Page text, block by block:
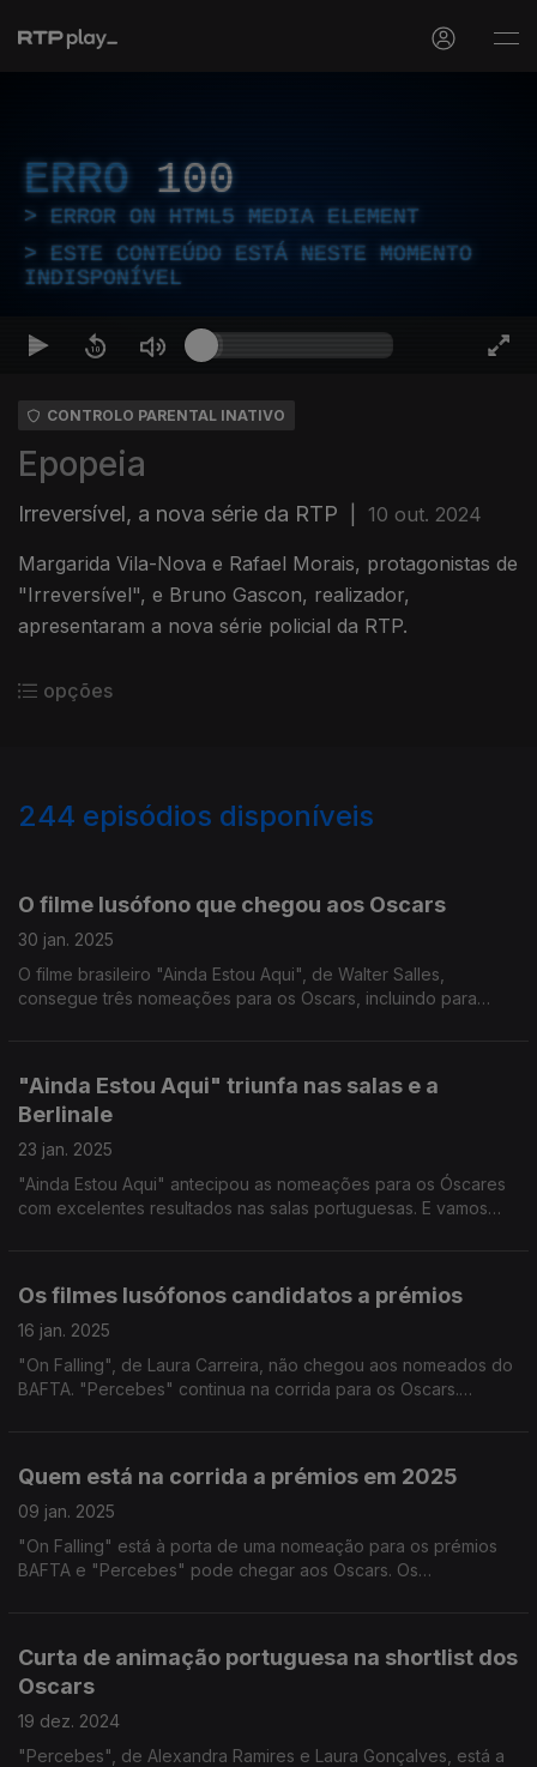
ERRO 100
ERROR ON HTML5 MEDIA ELEMENT
ESTE CONTEÚDO ESTÁ NESTE MOMENTO
INDISPONÍVEL
CONTROLO PARENTAL INATIVO
Epopeia
Irreversível, a nova série da RTP 10 out. 2024
Margarida Vila-Nova e Rafael Morais, protagonistas de
"Irreversível", e Bruno Gascon, realizador,
apresentaram a nova série policial da RTP.
opções
244 episódios disponíveis
O filme lusófono que chegou aos Oscars
30 jan. 2025
O filme brasileiro "Ainda Estou Aqui", de Walter Salles,
consegue três nomeações para os Oscars, incluindo para
"Ainda Estou Aqui" triunfa nas salas e a
Berlinale
23 jan. 2025
"Ainda Estou Aqui" antecipou as nomeações para os Óscares
com excelentes resultados nas salas portuguesas. E vamos
Os filmes lusófonos candidatos a prémios
16 jan. 2025
"On Falling", de Laura Carreira, não chegou aos nomeados do
BAFTA. "Percebes" continua na corrida para os Oscars.
Quem está na corrida a prémios em 2025
09 jan. 2025
"On Falling" está à porta de uma nomeação para os prémios
BAFTA e "Percebes" pode chegar aos Oscars. Os
Curta de animação portuguesa na shortlist dos
Oscars
19 dez. 2024
"Percebes", de Alexandra Ramires e Laura Gonçalves, está a